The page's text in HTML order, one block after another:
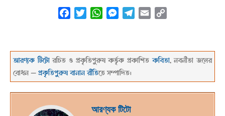
FacebookTwitterWhatsAppMessengerTelegram
Email
আরণ্যক টিটোরচিত ও প্রকৃতিপুরুষ কর্ত্তৃক প্রকাশিতকবিতা, নবনীতা জলের
বোধন —প্রকৃতিপুরুষ বানান রীতিতে সম্পাদিত।
আরণ্যক টিটো